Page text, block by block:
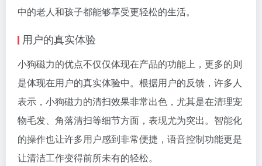
中的老人和孩子都能够享受更轻松的生活。
用户的真实体验
小狗磁力的优点不仅仅体现在产品的功能上，更多的则
是体现在用户的真实体验中。根据用户的反馈，许多人
表示，小狗磁力的清扫效果非常出色，尤其是在清理宠
物毛发、角落清扫等细节方面，表现尤为突出。智能化
的操作也让许多用户感到非常便捷，语音控制功能更是
让清洁工作变得前所未有的轻松。